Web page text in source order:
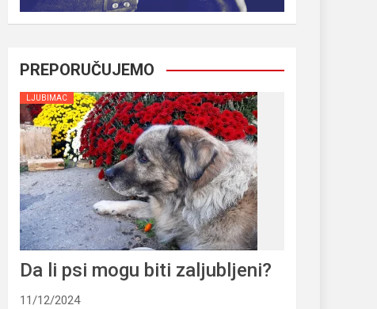
PREPORUČUJEMO
LJUBIMAC
Da li psi mogu biti zaljubljeni?
11/12/2024